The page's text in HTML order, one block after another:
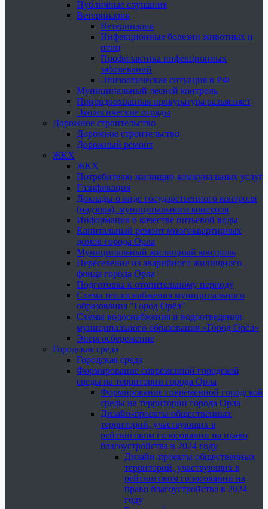
Публичные слушания
Ветеринария
Ветеринария
Инфекционные болезни животных и
птиц
Профилактика инфекционных
заболеваний
Эпизоотическая ситуация в РФ
Муниципальный лесной контроль
Природоохранная прокуратура разъясняет
Экологические отряды
Дорожное строительство
Дорожное строительство
Дорожный ремонт
ЖКХ
ЖКХ
Потребителю жилищно-коммунальных услуг
Газификация
Доклады о виде государственного контроля
(надзора), муниципального контроля
Информация о качестве питьевой воды
Капитальный ремонт многоквартирных
домов города Орла
Муниципальный жилищный контроль
Переселение из аварийного жилищного
фонда города Орла
Подготовка к отопительному периоду
Схема теплоснабжения муниципального
образования "Город Орёл"
Схемы водоснабжения и водоотведения
муниципального образования «Город Орёл»
Энергосбережение
Городская среда
Городская среда
Формирование современной городской
среды на территории города Орла
Формирование современной городской
среды на территории города Орла
Дизайн-проекты общественных
территорий, участвующих в
рейтинговом голосовании на право
благоустройства в 2024 году
Дизайн-проекты общественных
территорий, участвующих в
рейтинговом голосовании на
право благоустройства в 2024
году